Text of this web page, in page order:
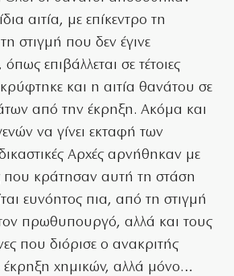
αιτία, με επίκεντρο τη
στιγμή που δεν έγινε
όπως επιβάλλεται σε τέτοιες
και η αιτία θανάτου σε
από την έκρηξη. Ακόμα και
να γίνει εκταφή των
Αρχές αρνήθηκαν με
που κράτησαν αυτή τη στάση
ευνόητος πια, από τη στιγμή
πρωθυπουργό, αλλά και τους
που διόρισε ο ανακριτής
έκρηξη χημικών, αλλά μόνο…